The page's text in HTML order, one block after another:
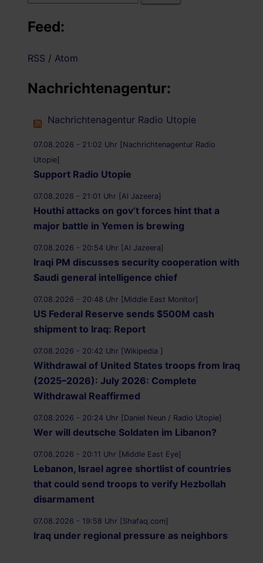
Feed:
RSS / Atom
Nachrichtenagentur:
Nachrichtenagentur Radio Utopie
07.08.2026 - 21:02 Uhr [Nachrichtenagentur Radio
Utopie]
Support Radio Utopie
07.08.2026 - 21:01 Uhr [Al Jazeera]
Houthi attacks on gov’t forces hint that a
major battle in Yemen is brewing
07.08.2026 - 20:54 Uhr [Al Jazeera]
Iraqi PM discusses security cooperation with
Saudi general intelligence chief
07.08.2026 - 20:48 Uhr [Middle East Monitor]
US Federal Reserve sends $500M cash
shipment to Iraq: Report
07.08.2026 - 20:42 Uhr [Wikipedia ]
Withdrawal of United States troops from Iraq
(2025–2026): July 2026: Complete
Withdrawal Reaffirmed
07.08.2026 - 20:24 Uhr [Daniel Neun / Radio Utopie]
Wer will deutsche Soldaten im Libanon?
07.08.2026 - 20:11 Uhr [Middle East Eye]
Lebanon, Israel agree shortlist of countries
that could send troops to verify Hezbollah
disarmament
07.08.2026 - 19:58 Uhr [Shafaq.com]
Iraq under regional pressure as neighbors